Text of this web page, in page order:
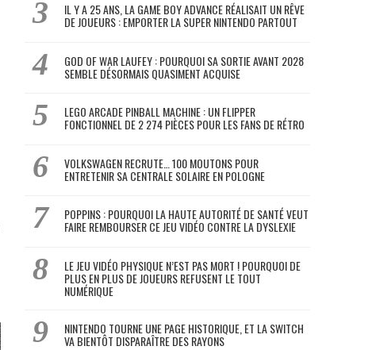
IL Y A 25 ANS, LA GAME BOY ADVANCE RÉALISAIT UN RÊVE
DE JOUEURS : EMPORTER LA SUPER NINTENDO PARTOUT
GOD OF WAR LAUFEY : POURQUOI SA SORTIE AVANT 2028
SEMBLE DÉSORMAIS QUASIMENT ACQUISE
LEGO ARCADE PINBALL MACHINE : UN FLIPPER
FONCTIONNEL DE 2 274 PIÈCES POUR LES FANS DE RÉTRO
VOLKSWAGEN RECRUTE… 100 MOUTONS POUR
ENTRETENIR SA CENTRALE SOLAIRE EN POLOGNE
POPPINS : POURQUOI LA HAUTE AUTORITÉ DE SANTÉ VEUT
FAIRE REMBOURSER CE JEU VIDÉO CONTRE LA DYSLEXIE
LE JEU VIDÉO PHYSIQUE N’EST PAS MORT ! POURQUOI DE
PLUS EN PLUS DE JOUEURS REFUSENT LE TOUT
NUMÉRIQUE
NINTENDO TOURNE UNE PAGE HISTORIQUE, ET LA SWITCH
VA BIENTÔT DISPARAÎTRE DES RAYONS